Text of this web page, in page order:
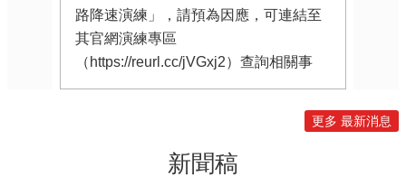
路降速演練」，請預為因應，可連結至
其官網演練專區
（https://reurl.cc/jVGxj2）查詢相關事
宜。
日
期
更多 最新消息
新聞稿